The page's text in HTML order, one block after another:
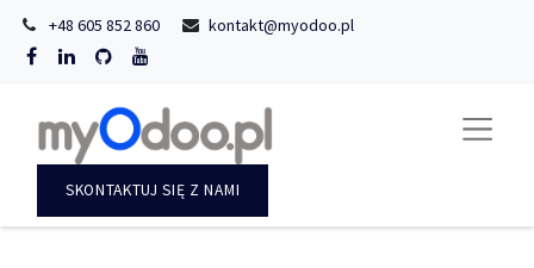
+48 605 852 860 kontakt@myodoo.pl
SKONTAKTUJ SIĘ Z NAMI